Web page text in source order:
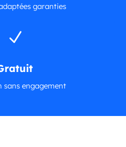
garanties
N
engagement